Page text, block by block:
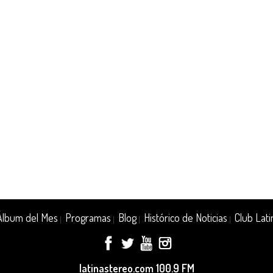
del Mes Programas Blog| Histórico de Noticias Club
latinastereo.com 100.9 FM